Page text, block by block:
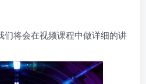
们将会在视频课程中做详细的讲